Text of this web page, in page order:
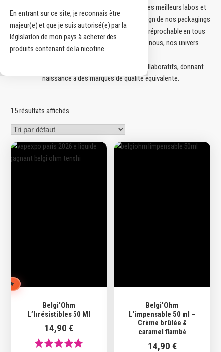
En entrant sur ce site, je reconnais être
majeur(e) et que je suis autorisé(e) par la
législation de mon pays à acheter des
produits contenant de la nicotine.
Nous travaillons en étroite collaboration avec les meilleurs labos et
apportons une attention très particulière au design de nos packagings
afin de vous proposer des produits de qualité irréprochable en tous
points, tout en vous invitant à partager avec nous, nos univers
Nous travaillons également sur des projets collaboratifs, donnant
naissance à des marques de qualité équivalente.
15 résultats affichés
Belgi’Ohm
L’Irrésistibles 50 Ml
14,90€
Belgi’Ohm
L’impensable 50 ml –
Crème brûlée &
caramel flambé
14,90 €